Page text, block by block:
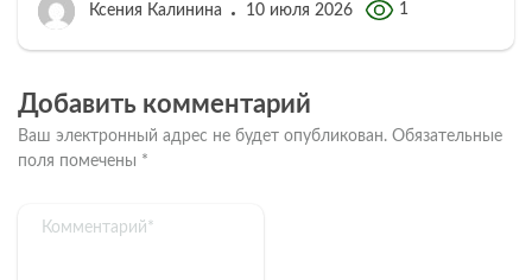
Ксения Калинина 10 июля 2026 1
Добавить комментарий
Ваш электронный адрес не будет опубликован. Обязательные
поля помечены *